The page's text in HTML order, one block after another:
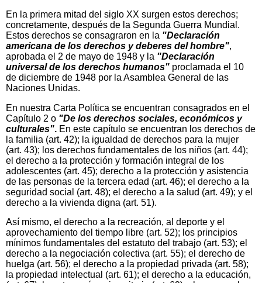
En la primera mitad del siglo XX surgen estos derechos;
concretamente, después de la Segunda Guerra Mundial.
Estos derechos se consagraron en la "Declaración
americana de los derechos y deberes del hombre",
aprobada el 2 de mayo de 1948 y la "Declaración
universal de los derechos humanos" proclamada el 10
de diciembre de 1948 por la Asamblea General de las
Naciones Unidas.
En nuestra Carta Política se encuentran consagrados en el
Capítulo 2 o "De los derechos sociales, económicos y
culturales". En este capítulo se encuentran los derechos de
la familia (art. 42); la igualdad de derechos para la mujer
(art. 43); los derechos fundamentales de los niños (art. 44);
el derecho a la protección y formación integral de los
adolescentes (art. 45); derecho a la protección y asistencia
de las personas de la tercera edad (art. 46); el derecho a la
seguridad social (art. 48); el derecho a la salud (art. 49); y el
derecho a la vivienda digna (art. 51).
Así mismo, el derecho a la recreación, al deporte y el
aprovechamiento del tiempo libre (art. 52); los principios
mínimos fundamentales del estatuto del trabajo (art. 53); el
derecho a la negociación colectiva (art. 55); el derecho de
huelga (art. 56); el derecho a la propiedad privada (art. 58);
la propiedad intelectual (art. 61); el derecho a la educación,